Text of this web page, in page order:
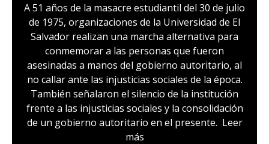
A 51 años de la masacre estudiantil del 30 de julio
de 1975, organizaciones de la Universidad de El
Salvador realizan una marcha alternativa para
conmemorar a las personas que fueron
asesinadas a manos del gobierno autoritario, al
no callar ante las injusticias sociales de la época.
También señalaron el silencio de la institución
frente a las injusticias sociales y la consolidación
de un gobierno autoritario en el presente. Leer
más